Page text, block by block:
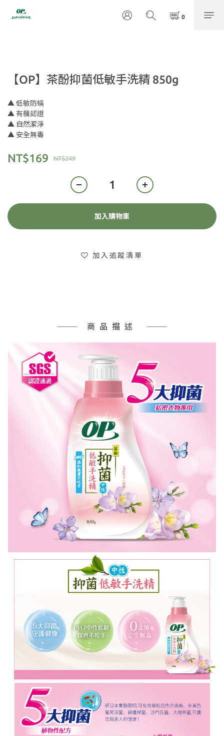
【OP】茶酚抑菌低敏手洗精 850g
▲ 低敏防螨
▲ 有機認證
▲ 自然潔淨
▲ 安全無毒
NT$249
NT$169
加入購物車
加入追蹤清單
商品描述